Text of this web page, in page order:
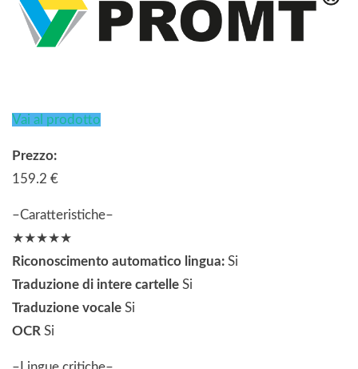
Vai al prodotto
Prezzo:
159.2 €
–Caratteristiche–
★★★★★
Riconoscimento automatico lingua: Si
Traduzione di intere cartelle Si
Traduzione vocale Si
OCR Si